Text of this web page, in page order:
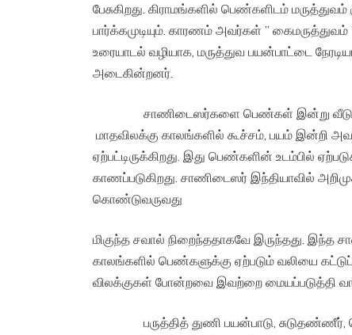
பேசுகிறது. கிராமங்களில் பெண்களிடம்
பார்க்கமுடியும். காரணம் அவர்கள் ”
உரையாடல் வழியாக, மருத்துவ பயன்பாட்டை
அடைகின்றனர்.
சாணிடைஸர்களை பெண்கள் இன்று வீடு,
மாதவிலக்கு காலங்களில் கூச்சம், பயம் இன்றி
ஏற்பட்டிருக்கிறது. இது பெண்களின் உடம்பில்
காணப்படுகிறது. சாணிடைஸர் இந்தியாவில்
கொண்டுவருவது
மிகுந்த சவால் நிறைந்ததாகவே இருந்தது. இந்த
காலங்களில் பெண்களுக்கு ஏற்படும் வலியை
விலக்குகள் போன்றவை இவற்றை மையப்படுத்தி
பருத்தித் துணி பயன்பாடு, சுடுதண்ணீர்,